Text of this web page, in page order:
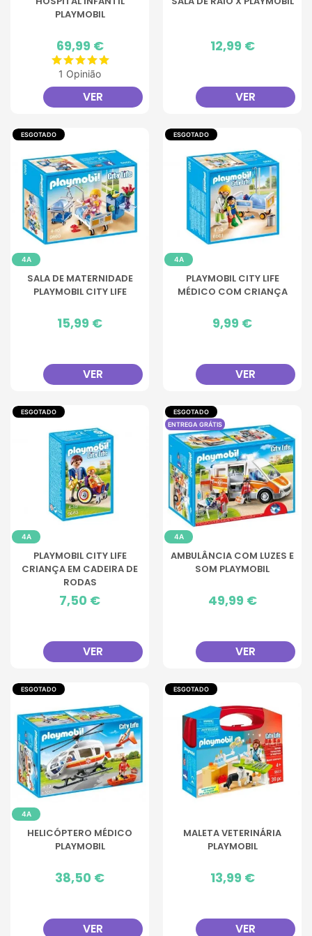
PLAYMOBIL
Preço
69,99 €
1 Opinião
VER
Preço
12,99 €
VER
ESGOTADO
4A
SALA DE MATERNIDADE
PLAYMOBIL CITY LIFE
Preço
15,99 €
VER
ESGOTADO
4A
PLAYMOBIL CITY LIFE
MÉDICO COM CRIANÇA
Preço
9,99 €
VER
ESGOTADO
4A
PLAYMOBIL CITY LIFE
CRIANÇA EM CADEIRA DE
RODAS
Preço
7,50 €
VER
ESGOTADO
ENTREGA GRÁTIS
4A
AMBULÂNCIA COM LUZES E
SOM PLAYMOBIL
Preço
49,99 €
VER
ESGOTADO
4A
HELICÓPTERO MÉDICO
PLAYMOBIL
Preço
38,50 €
VER
ESGOTADO
MALETA VETERINÁRIA
PLAYMOBIL
Preço
13,99 €
VER